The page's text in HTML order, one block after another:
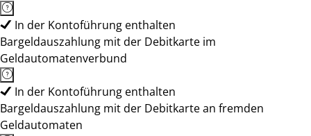
In der Kontoführung enthalten
Bargeldauszahlung mit der Debitkarte im
Geldautomatenverbund
In der Kontoführung enthalten
Bargeldauszahlung mit der Debitkarte an fremden
Geldautomaten